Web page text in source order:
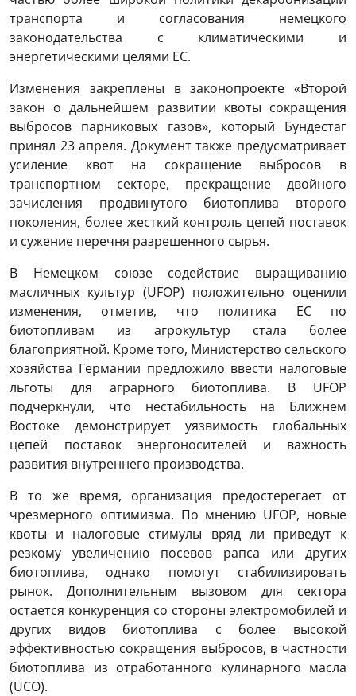
транспорта и согласования немецкого
законодательства с климатическими и
энергетическими целями ЕС.
Изменения закреплены в законопроекте «Второй
закон о дальнейшем развитии квоты сокращения
выбросов парниковых газов», который Бундестаг
принял 23 апреля. Документ также предусматривает
усиление квот на сокращение выбросов в
транспортном секторе, прекращение двойного
зачисления продвинутого биотоплива второго
поколения, более жесткий контроль цепей поставок
и сужение перечня разрешенного сырья.
В Немецком союзе содействие выращиванию
масличных культур (UFOP) положительно оценили
изменения, отметив, что политика ЕС по
биотопливам из агрокультур стала более
благоприятной. Кроме того, Министерство сельского
хозяйства Германии предложило ввести налоговые
льготы для аграрного биотоплива. В UFOP
подчеркнули, что нестабильность на Ближнем
Востоке демонстрирует уязвимость глобальных
цепей поставок энергоносителей и важность
развития внутреннего производства.
В то же время, организация предостерегает от
чрезмерного оптимизма. По мнению UFOP, новые
квоты и налоговые стимулы вряд ли приведут к
резкому увеличению посевов рапса или других
биотоплива, однако помогут стабилизировать
рынок. Дополнительным вызовом для сектора
остается конкуренция со стороны электромобилей и
других видов биотоплива с более высокой
эффективностью сокращения выбросов, в частности
биотоплива из отработанного кулинарного масла
(UCO).